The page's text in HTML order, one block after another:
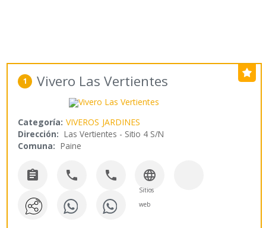
1 Vivero Las Vertientes
Categoría: VIVEROS JARDINES
Dirección: Las Vertientes - Sitio 4 S/N
Comuna: Paine
   
Sitios
web